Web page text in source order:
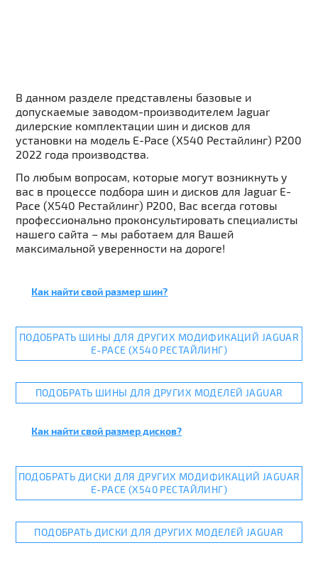
В данном разделе представлены базовые и
допускаемые заводом-производителем Jaguar
дилерские комплектации шин и дисков для
установки на модель E-Pace (X540 Рестайлинг) P200
2022 года производства.
По любым вопросам, которые могут возникнуть у
вас в процессе подбора шин и дисков для Jaguar E-
Pace (X540 Рестайлинг) P200, Вас всегда готовы
профессионально проконсультировать специалисты
нашего сайта – мы работаем для Вашей
максимальной уверенности на дороге!
Как найти свой размер шин?
ПОДОБРАТЬ ШИНЫ ДЛЯ ДРУГИХ МОДИФИКАЦИЙ JAGUAR
E-PACE (X540 РЕСТАЙЛИНГ)
ПОДОБРАТЬ ШИНЫ ДЛЯ ДРУГИХ МОДЕЛЕЙ JAGUAR
Как найти свой размер дисков?
ПОДОБРАТЬ ДИСКИ ДЛЯ ДРУГИХ МОДИФИКАЦИЙ JAGUAR
E-PACE (X540 РЕСТАЙЛИНГ)
ПОДОБРАТЬ ДИСКИ ДЛЯ ДРУГИХ МОДЕЛЕЙ JAGUAR